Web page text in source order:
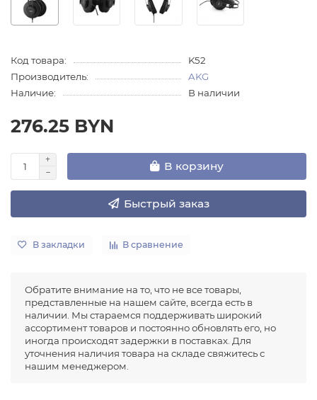
Код товара:
K52
Производитель:
AKG
Наличие:
В наличии
276.25 BYN
В корзину
Быстрый заказ
В закладки В сравнение
Обратите внимание на то, что не все товары,
представленные на нашем сайте, всегда есть в
наличии. Мы стараемся поддерживать широкий
ассортимент товаров и постоянно обновлять его, но
иногда происходят задержки в поставках. Для
уточнения наличия товара на складе свяжитесь с
нашим менеджером.